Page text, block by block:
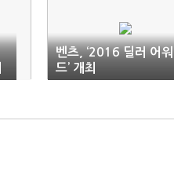
벤츠, ‘2016 딜러 어워
드’ 개최